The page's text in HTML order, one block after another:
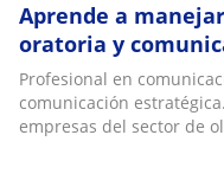
Aprende a
oratoria y
Profesional en
comunicación
empresas del sector de